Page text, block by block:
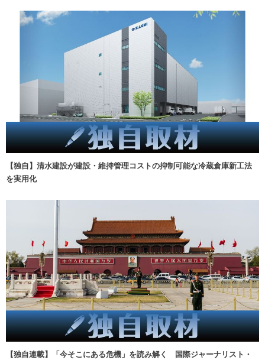
【独自】清水建設が建設・維持管理コストの抑制可能な冷蔵倉庫新工法
を実用化
【独自連載】「今そこにある危機」を読み解く 国際ジャーナリスト・